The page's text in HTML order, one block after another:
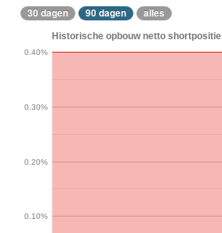
30 dagen 90 dagen alles
Historische opbouw netto
0.10%
0.20%
0.30%
0.40%